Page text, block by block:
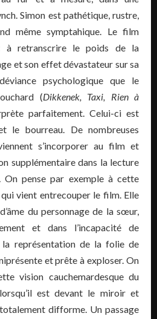
Simon est pathétique, rustre,
même symptahique. Le film
à retranscrire le poids de la
et son effet dévastateur sur sa
psychologique que le
(Dikkenek, Taxi, Rien à
parfaitement. Celui-ci est
le bourreau. De nombreuses
s’incorporer au film et
supplémentaire dans la lecture
On pense par exemple à cette
vient entrecouper le film. Elle
du personnage de la sœur,
et dans l’incapacité de
la représentation de la folie de
et prête à exploser. On
vision cauchemardesque du
est devant le miroir et
difforme. Un passage